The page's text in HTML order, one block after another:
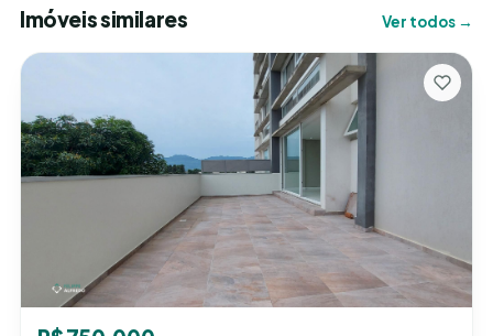
Imóveis similares Ver todos →